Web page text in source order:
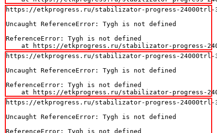
https://etkprogress.ru/stabilizator-progress-24000trl-3/
Uncaught ReferenceError: Tygh is not defined
ReferenceError: Tygh is not defined
at https://etkprogress.ru/stabilizator-progress-
https://etkprogress.ru/stabilizator-progress-24000trl-3/
Uncaught ReferenceError: Tygh is not defined
ReferenceError: Tygh is not defined
at https://etkprogress.ru/stabilizator-progress-
https://etkprogress.ru/stabilizator-progress-24000trl-3/
Uncaught ReferenceError: Tygh is not defined
ReferenceError: Tygh is not defined